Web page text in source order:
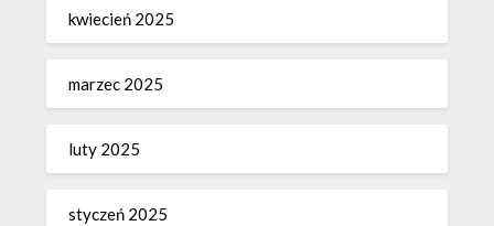
kwiecień 2025
marzec 2025
luty 2025
styczeń 2025